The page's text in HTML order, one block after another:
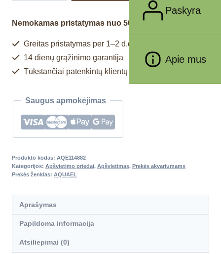
Paskyra
Apie mus
Nemokamas pristatymas nuo 50€
Greitas pristatymas per 1–2 d.d.
14 dienų grąžinimo garantija
Tūkstančiai patenkintų klientų
Saugus apmokėjimas
Produkto kodas: AQE114882
Kategorijos: Apšvietimo priedai, Apšvietimas, Prekės akvariumams
Prekės ženklas: AQUAEL
Aprašymas
Papildoma informacija
Atsiliepimai (0)